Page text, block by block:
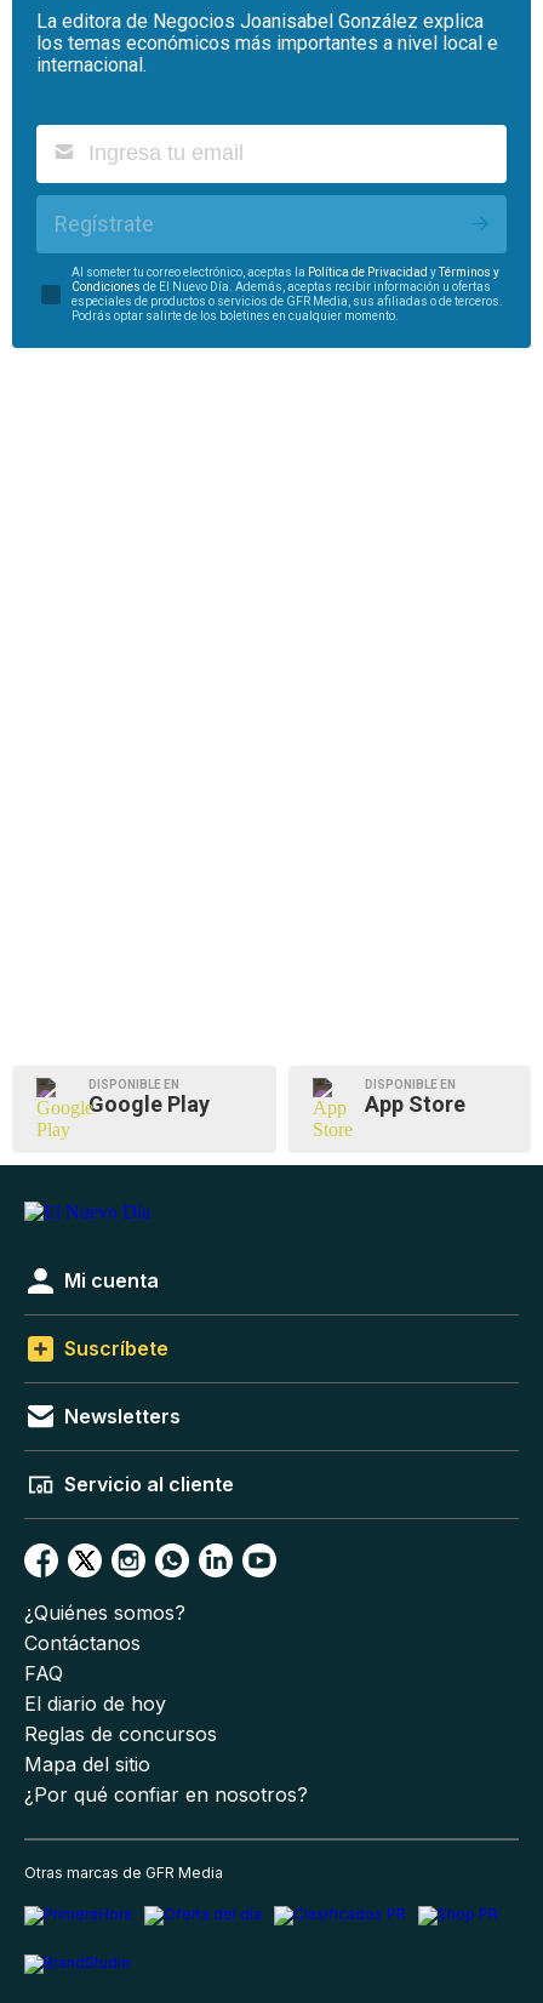
La editora de Negocios Joanisabel González explica
los temas económicos más importantes a nivel local e
internacional.
Regístrate
Al someter tu correo electrónico, aceptas la Política de Privacidad yTérminos y
Condiciones de El Nuevo Día. Además, aceptas recibir información u ofertas
especiales de productos o servicios de GFR Media, sus afiliadas o de terceros.
Podrás optar salirte de los boletines en cualquier momento.
DISPONIBLE EN
Google Play
DISPONIBLE EN
App Store
Mi cuenta
Suscríbete
Newsletters
Servicio al cliente
¿Quiénes somos?
Contáctanos
FAQ
El diario de hoy
Reglas de concursos
Mapa del sitio
¿Por qué confiar en nosotros?
Otras marcas de GFR Media